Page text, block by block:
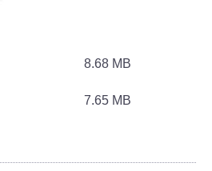
Program
8.68 MB
7.65 MB